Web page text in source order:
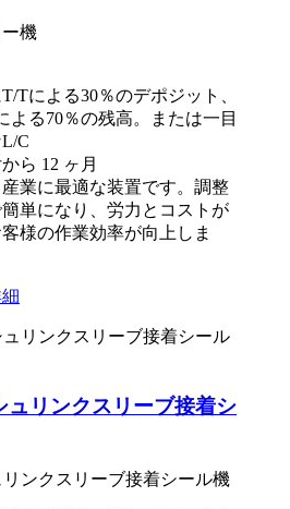
機
Tによる30％のデポジット、
よる70％の残高。または一目
C
ら 12 ヶ月
業に最適な装置です。調整
単になり、労力とコストが
様の作業効率が向上しま
ュリンクスリーブ接着シ
リンクスリーブ接着シール機